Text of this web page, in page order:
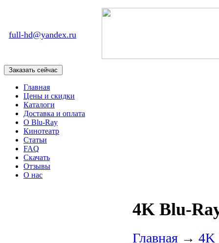
full-hd@yandex.ru
Главная
Цены и скидки
Каталоги
Доставка и оплата
О Blu-Ray
Кинотеатр
Статьи
FAQ
Скачать
Отзывы
О нас
4K Blu-
Главная → 4K